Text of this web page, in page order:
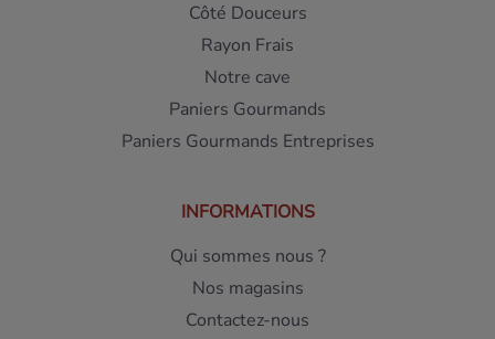
Côté Douceurs
Rayon Frais
Notre cave
Paniers Gourmands
Paniers Gourmands Entreprises
INFORMATIONS
Qui sommes nous ?
Nos magasins
Contactez-nous